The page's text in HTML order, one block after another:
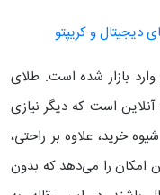
دیجیتال و کریپتو
بازار شده است. طلای
است که دیگر نیازی
خرید، علاوه بر راحتی،
امکان را می‌دهد که بدون